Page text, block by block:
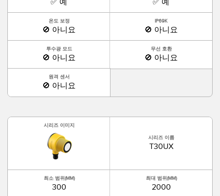
온도 보정
🚫 아니요
IP69K
🚫 아니요
투수광 모드
🚫 아니요
무선 호환
🚫 아니요
원격 센서
🚫 아니요
시리즈 이미지
시리즈 이름
T30UX
최소 범위(MM)
300
최대 범위(MM)
2000